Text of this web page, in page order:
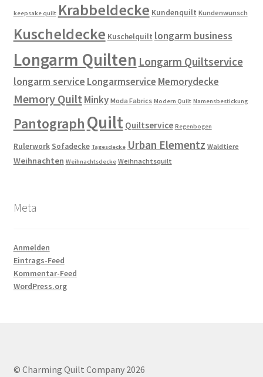
keepsake quilt Krabbeldecke Kundenquilt Kundenwunsch
Kuscheldecke Kuschelquilt longarm business
Longarm Quilten Longarm Quiltservice
longarm service Longarmservice Memorydecke
Memory Quilt Minky Moda Fabrics Modern Quilt Namensbestickung
Pantograph Quilt Quiltservice Regenbogen
Rulerwork Sofadecke Tagesdecke Urban Elementz Waldtiere
Weihnachten Weihnachtsdecke Weihnachtsquilt
Meta
Anmelden
Eintrags-Feed
Kommentar-Feed
WordPress.org
© Charming Quilt Company 2026